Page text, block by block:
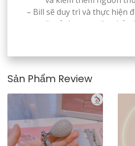
– Bill sẽ duy trì và thực hiện
sẽ mở được studio nhỏ
– Cảm ơn mọi người , các
làm review về sản phẩm ạ.
review có điều chi chưa
người bỏ qua.
Sản Phẩm Review